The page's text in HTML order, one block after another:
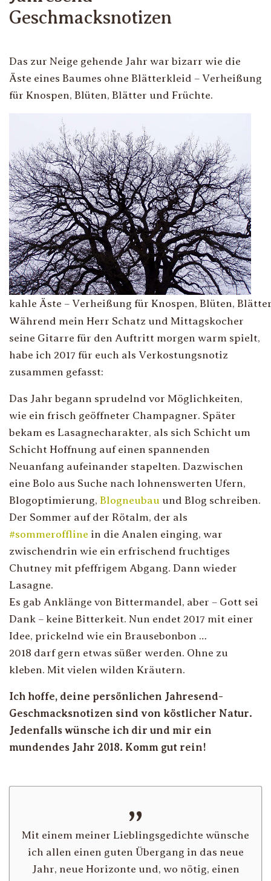
Geschmacksnotizen
Das zur Neige gehende Jahr war bizarr wie die
Äste eines Baumes ohne Blätterkleid – Verheißung
für Knospen, Blüten, Blätter und Früchte.
kahle Äste – Verheißung für Knospen, Blüten,
Während mein Herr Schatz und Mittagskocher
seine Gitarre für den Auftritt morgen warm spielt,
habe ich 2017 für euch als Verkostungsnotiz
zusammen gefasst:
Das Jahr begann sprudelnd vor Möglichkeiten,
wie ein frisch geöffneter Champagner. Später
bekam es Lasagnecharakter, als sich Schicht um
Schicht Hoffnung auf einen spannenden
Neuanfang aufeinander stapelten. Dazwischen
eine Bolo aus Suche nach lohnenswerten Ufern,
Blogoptimierung, Blogneubau und Blog schreiben.
Der Sommer auf der Rötalm, der als
#sommeroffline in die Analen einging, war
zwischendrin wie ein erfrischend fruchtiges
Chutney mit pfeffrigem Abgang. Dann wieder
Lasagne.
Es gab Anklänge von Bittermandel, aber – Gott sei
Dank – keine Bitterkeit. Nun endet 2017 mit einer
Idee, prickelnd wie ein Brausebonbon …
2018 darf gern etwas süßer werden. Ohne zu
kleben. Mit vielen wilden Kräutern.
Ich hoffe, deine persönlichen Jahresend-
Geschmacksnotizen sind von köstlicher Natur.
Jedenfalls wünsche ich dir und mir ein
mundendes Jahr 2018. Komm gut rein!
Mit einem meiner Lieblingsgedichte wünsche
ich allen einen guten Übergang in das neue
Jahr, neue Horizonte und, wo nötig, einen